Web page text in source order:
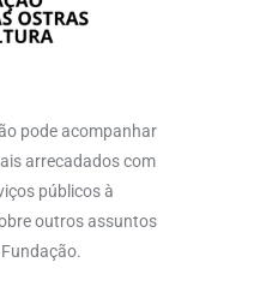
pode acompanhar
arrecadados com
públicos à
outros assuntos